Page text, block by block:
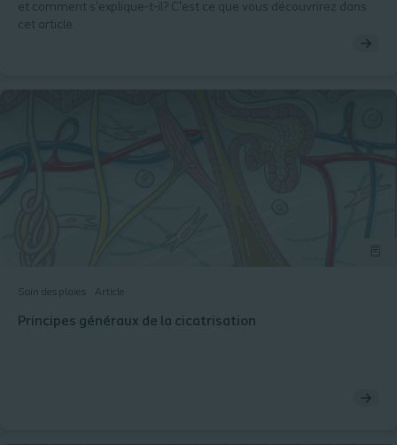
et comment s'explique-t-il? C'est ce que vous découvrirez dans
cet article
Soin des plaies Article
Principes généraux de la cicatrisation